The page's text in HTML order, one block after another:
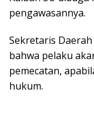
pengawasannya.
Sekretaris
bahwa pelaku
pemecatan,
hukum.